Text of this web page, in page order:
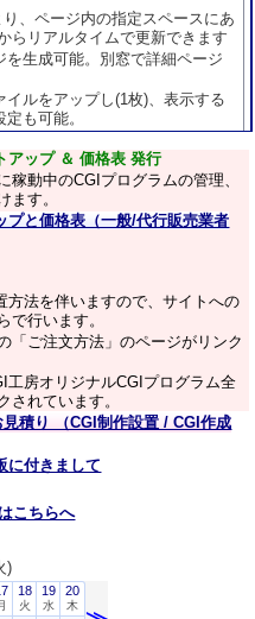
アップ ＆ 価格表 発行
稼動中のCGIプログラムの管理、
ます。
プと価格表（一般/代行販売業者
方法を伴いますので、サイトへの
で行います。
「ご注文方法」のページがリンク
工房オリジナルCGIプログラム全
されています。
積り （CGI制作設置 / CGI作成
に付きまして
こちらへ
)